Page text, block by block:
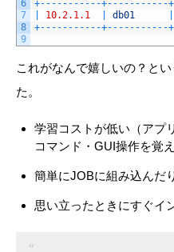
6
7
8
9
+-- -- -- -- -- -+-- -- -- -- -- -+
10.2.1.1 db01
+-- -- -- -- -- -+-- -- -- -- -- -+
これがなんで嬉しいの？と
た。
学習コストが低い（アプ
コマンド・GUI操作を覚
簡単にJOBに組み込んだ
思い立ったときにすぐイ